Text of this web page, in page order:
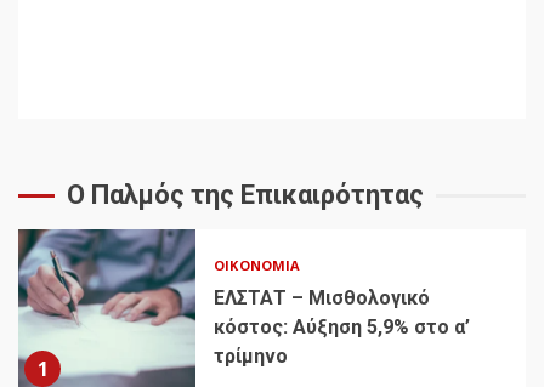
Ο Παλμός της Επικαιρότητας
1
ΟΙΚΟΝΟΜΊΑ
ΕΛΣΤΑΤ – Μισθολογικό
κόστος: Αύξηση 5,9% στο α’
τρίμηνο